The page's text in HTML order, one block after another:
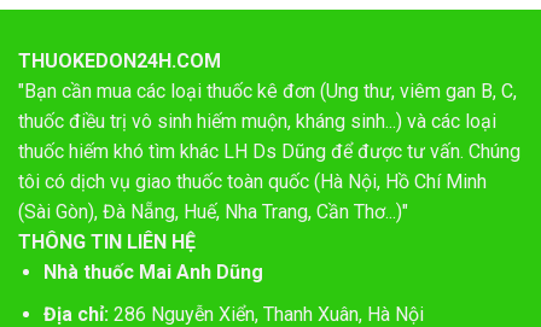
THUOKEDON24H.COM
"Bạn cần mua các loại thuốc kê đơn (Ung thư, viêm gan B, C,
thuốc điều trị vô sinh hiếm muộn, kháng sinh...) và các loại
thuốc hiếm khó tìm khác LH Ds Dũng để được tư vấn. Chúng
tôi có dịch vụ giao thuốc toàn quốc (Hà Nội, Hồ Chí Minh
(Sài Gòn), Đà Nẵng, Huế, Nha Trang, Cần Thơ...)"
THÔNG TIN LIÊN HỆ
Nhà thuốc Mai Anh Dũng
Địa chỉ:286 Nguyễn Xiển, Thanh Xuân, Hà Nội